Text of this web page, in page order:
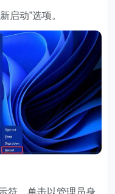
动”选项。
。单击以管理员身